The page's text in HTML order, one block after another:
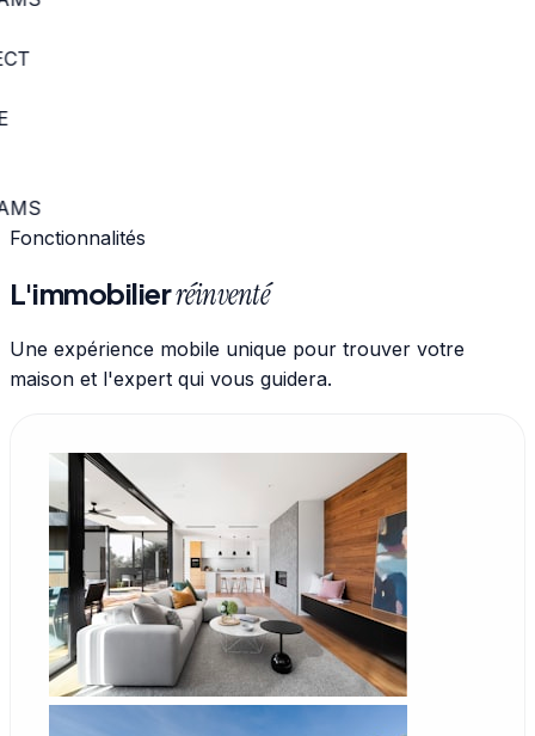
Fonctionnalités
L'immobilierréinventé
Une expérience mobile unique pour trouver votre
maison et l'expert qui vous guidera.